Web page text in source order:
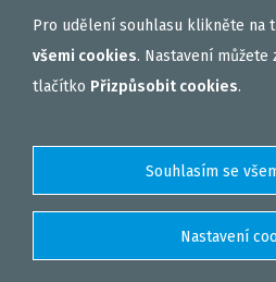
Pro udělení souhlasu klikněte na
všemi cookies. Nastavení
tlačítko Přizpůsobit cookies.